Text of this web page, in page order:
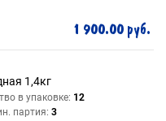
1 900.00 руб.
1,4кг
в упаковке: 12
партия: 3